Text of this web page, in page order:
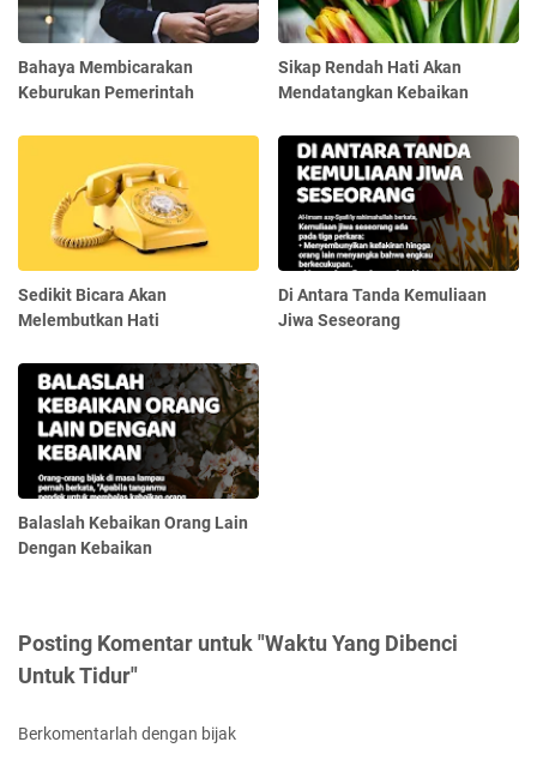
Bahaya Membicarakan
Keburukan Pemerintah
Sikap Rendah Hati Akan
Mendatangkan Kebaikan
Sedikit Bicara Akan
Melembutkan Hati
Di Antara Tanda Kemuliaan
Jiwa Seseorang
Balaslah Kebaikan Orang Lain
Dengan Kebaikan
Posting Komentar untuk "Waktu Yang Dibenci
Untuk Tidur"
Berkomentarlah dengan bijak